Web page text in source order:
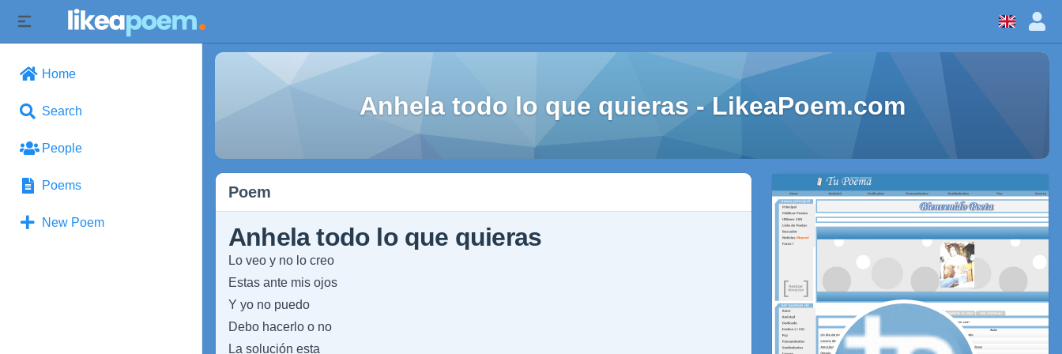
Home
Search
People
Poems
New Poem
Anhela todo lo que quieras - LikeaPoem.com
Poem
Anhela todo lo que quieras
Lo veo y no lo creo
Estas ante mis ojos
Y yo no puedo
Debo hacerlo o no
La solución esta